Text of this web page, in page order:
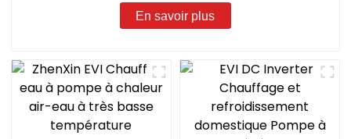
En savoir plus